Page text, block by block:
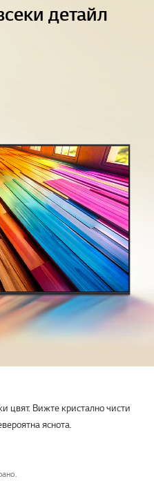
детайл
цвят. Вижте кристално чисти
яснота.